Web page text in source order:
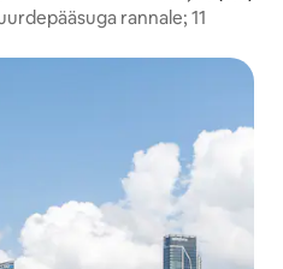
rannale; 11